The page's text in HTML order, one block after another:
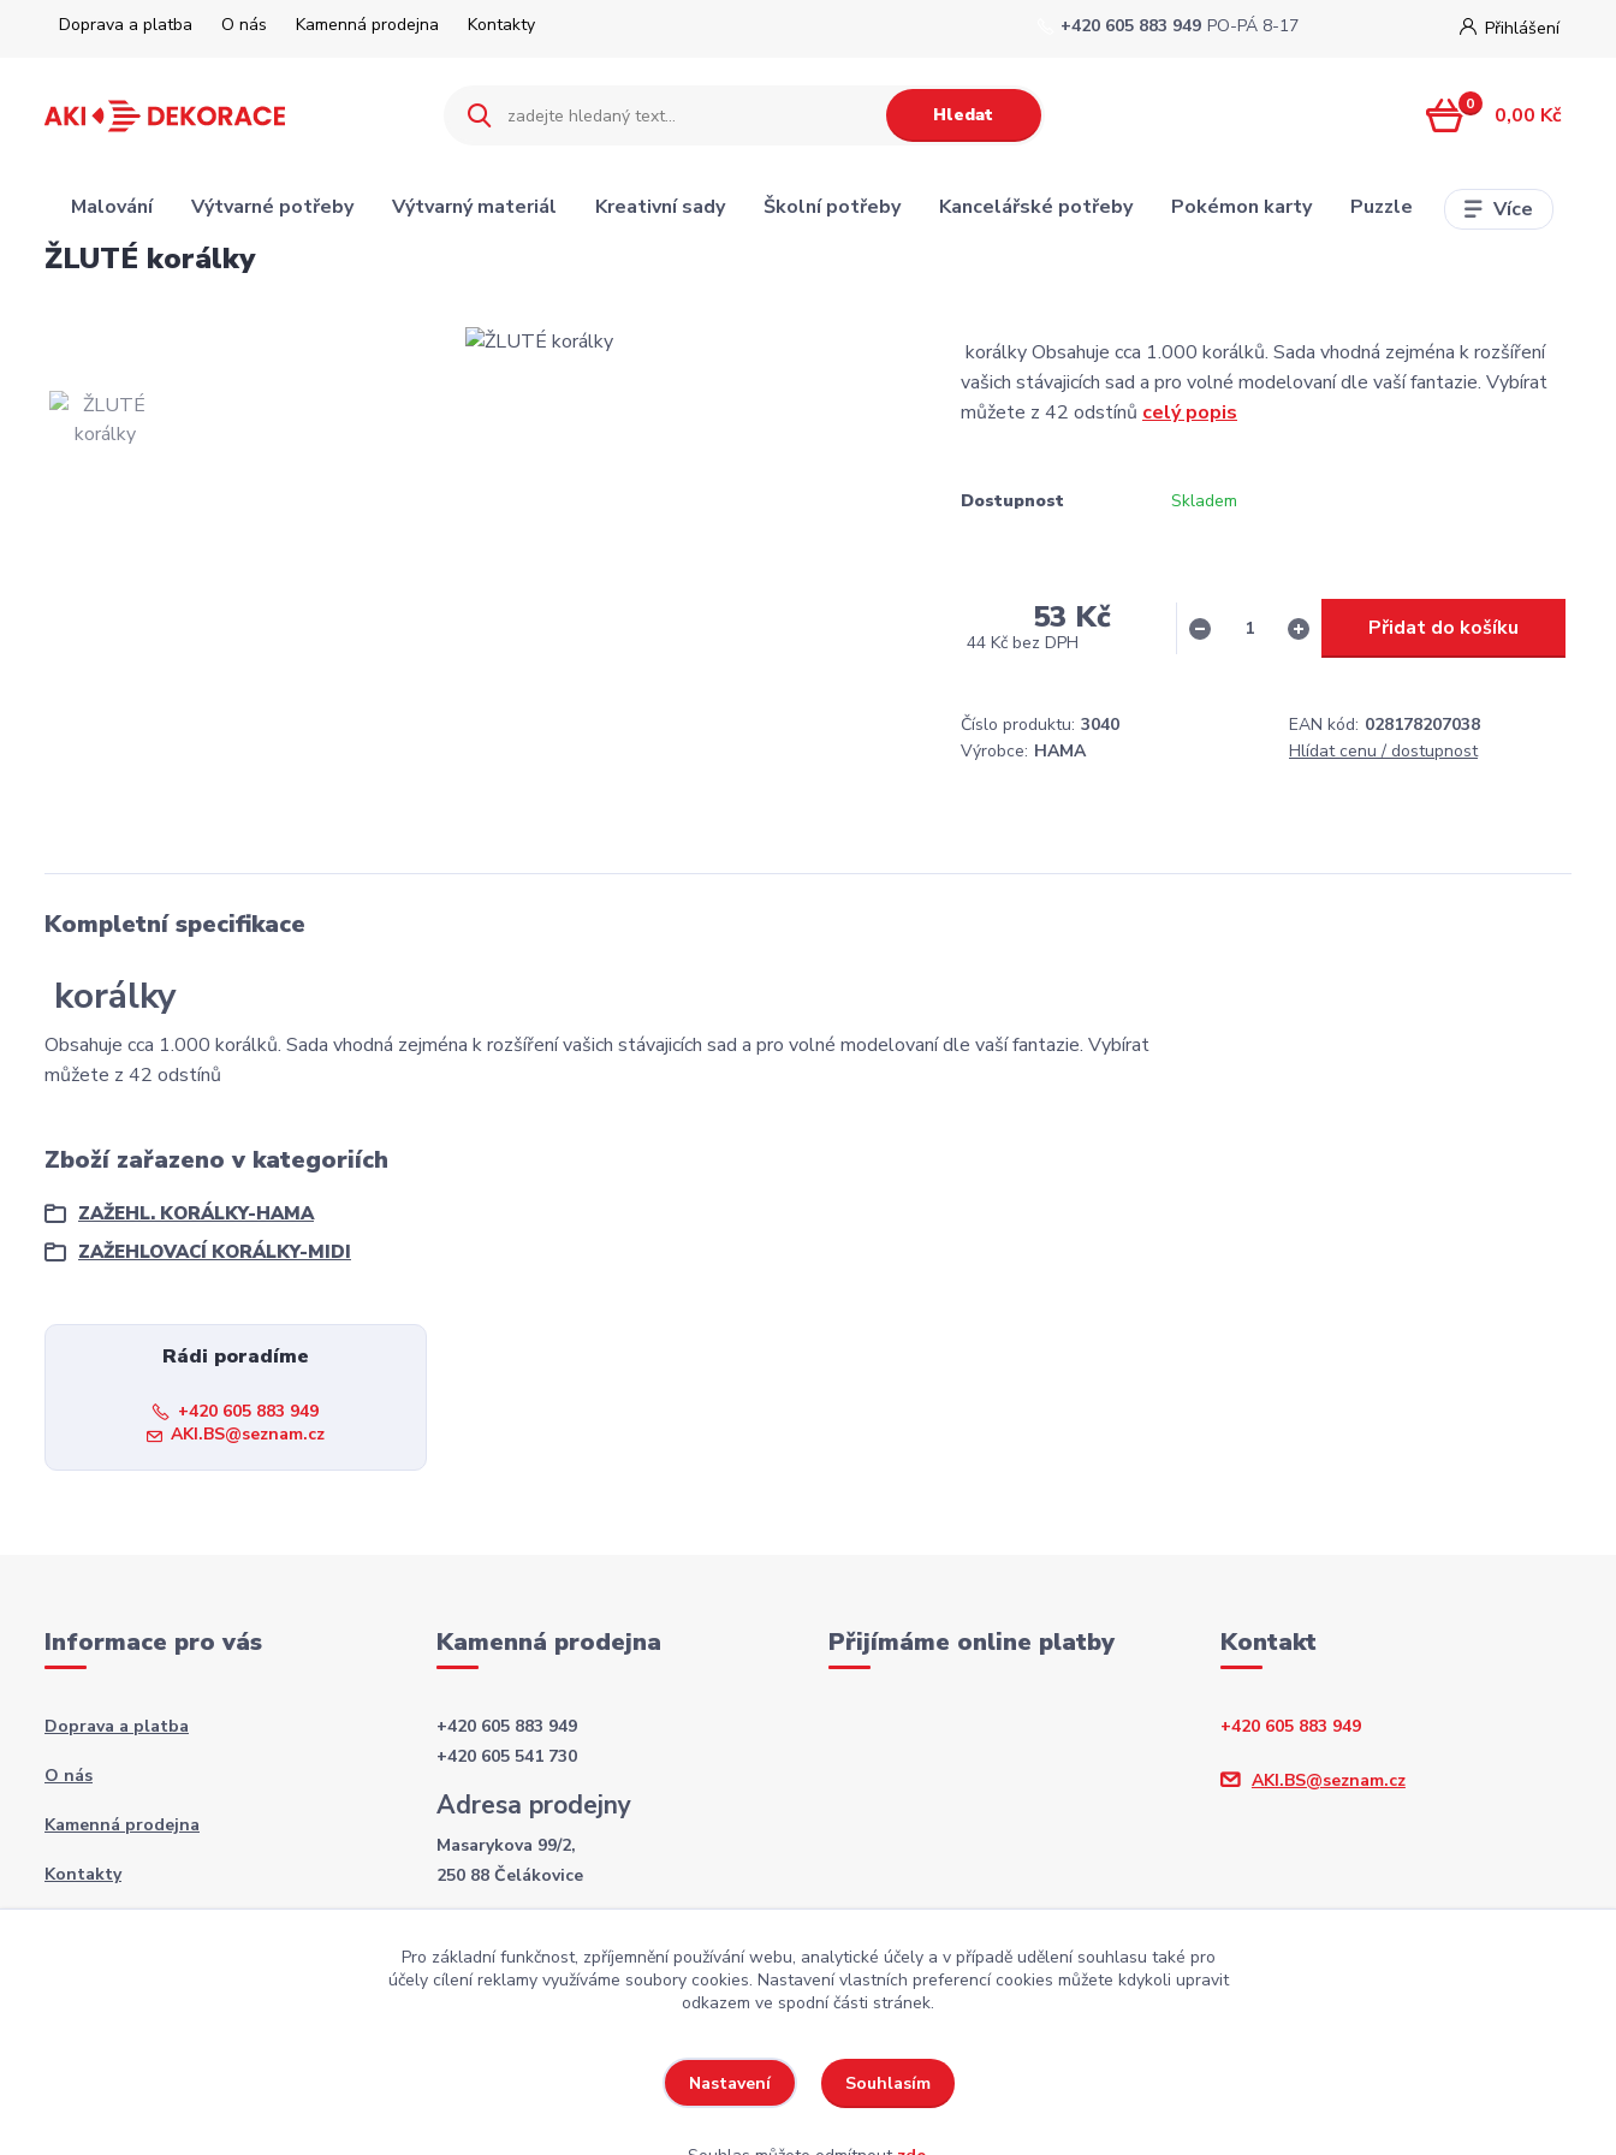
Doprava a platba O nás Kamenná prodejna Kontakty Přihlášení
Hledat
+420 605 883 949 PO-PÁ 8-17
0 0,00 Kč
Malování Výtvarné potřeby Výtvarný materiál Kreativní sady Školní potřeby Kancelářské potřeby Pokémon karty Puzzle Více
ŽLUTÉ korálky
korálky Obsahuje cca 1.000 korálků. Sada vhodná zejména k rozšíření
vašich stávajicích sad a pro volné modelovaní dle vaší fantazie. Vybírat
můžete z 42 odstínů celý popis
Dostupnost Skladem
53 Kč
44 Kč bez DPH
Přidat do košíku
Číslo produktu: 3040 EAN kód: 028178207038
Výrobce: HAMA Hlídat cenu / dostupnost
Kompletní specifikace
korálky
Obsahuje cca 1.000 korálků. Sada vhodná zejména k rozšíření vašich stávajicích sad a pro volné modelovaní dle vaší fantazie. Vybírat
můžete z 42 odstínů
Zboží zařazeno v kategoriích
ZAŽEHL. KORÁLKY-HAMA
ZAŽEHLOVACÍ KORÁLKY-MIDI
Rádi poradíme
+420 605 883 949
AKI.BS@seznam.cz
Informace pro vás
Doprava a platba
O nás
Kamenná prodejna
Kontakty
Kamenná prodejna
+420 605 883 949
+420 605 541 730
Adresa prodejny
Masarykova 99/2,
250 88 Čelákovice
Po-Pá: 8:00 - 17:30
So: 9:00 - 12:00
Přijímáme online platby Kontakt
+420 605 883 949
AKI.BS@seznam.cz
Pro základní funkčnost, zpříjemnění používání webu, analytické účely a v případě udělení souhlasu také pro
účely cílení reklamy využíváme soubory cookies. Nastavení vlastních preferencí cookies můžete kdykoli upravit
odkazem ve spodní části stránek.
Nastavení Souhlasím